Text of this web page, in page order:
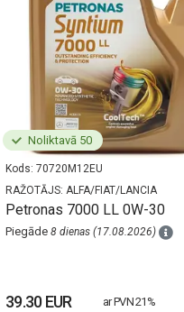
Noliktavā 50
Kods: 70720M12EU
RAŽOTĀJS: ALFA/FIAT/LANCIA
Petronas 7000 LL 0W-30
Piegāde 8 dienas (17.08.2026)
39.30 EUR ar PVN 21%